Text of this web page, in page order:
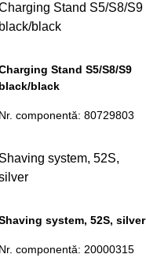
Stand S5/S8/S9
black/black
Stand S5/S8/S9
black/black
Nr. componentă: 80729803
Shaving system, 52S,
system, 52S, silver
Nr. componentă: 20000315